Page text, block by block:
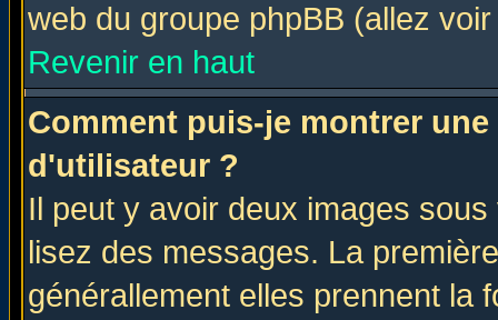
web du groupe phpBB (allez
Revenir en haut
Comment puis-je montrer
d'utilisateur ?
Il peut y avoir deux images
lisez des messages. La
générallement elles prennent la